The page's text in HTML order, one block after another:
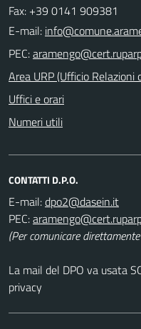
Fax: +39 0141 909381
E-mail:
PEC:
Area URP (Ufficio Relazioni
Uffici e orari
Numeri utili
CONTATTI D.P.O.
E-mail:
PEC:
(Per comunicare
La mail del DPO va usata
privacy